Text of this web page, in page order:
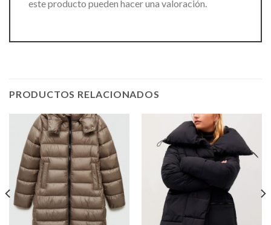
este producto pueden hacer una valoración.
PRODUCTOS RELACIONADOS